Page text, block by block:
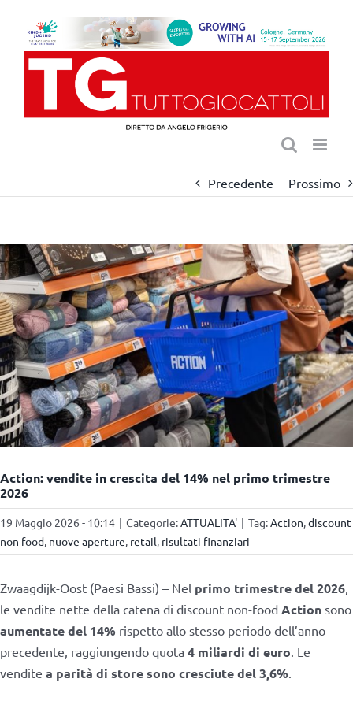
contenuto
Precedente Prossimo
Action: vendite in crescita del 14% nel primo trimestre
2026
19 Maggio 2026 - 10:14 | Categorie:ATTUALITA' | Tag:Action,discount
non food, nuove aperture, retail, risultati finanziari
Zwaagdijk-Oost (Paesi Bassi) – Nel primo trimestre del 2026,
le vendite nette della catena di discount non-food Action sono
aumentate del 14% rispetto allo stesso periodo dell’anno
precedente, raggiungendo quota 4 miliardi di euro. Le
vendite a parità di store sono cresciute del 3,6%.